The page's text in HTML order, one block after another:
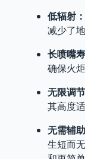
低辐射：
减少了
长喷嘴
确保火
无限调节
其高度
无需辅
生短而